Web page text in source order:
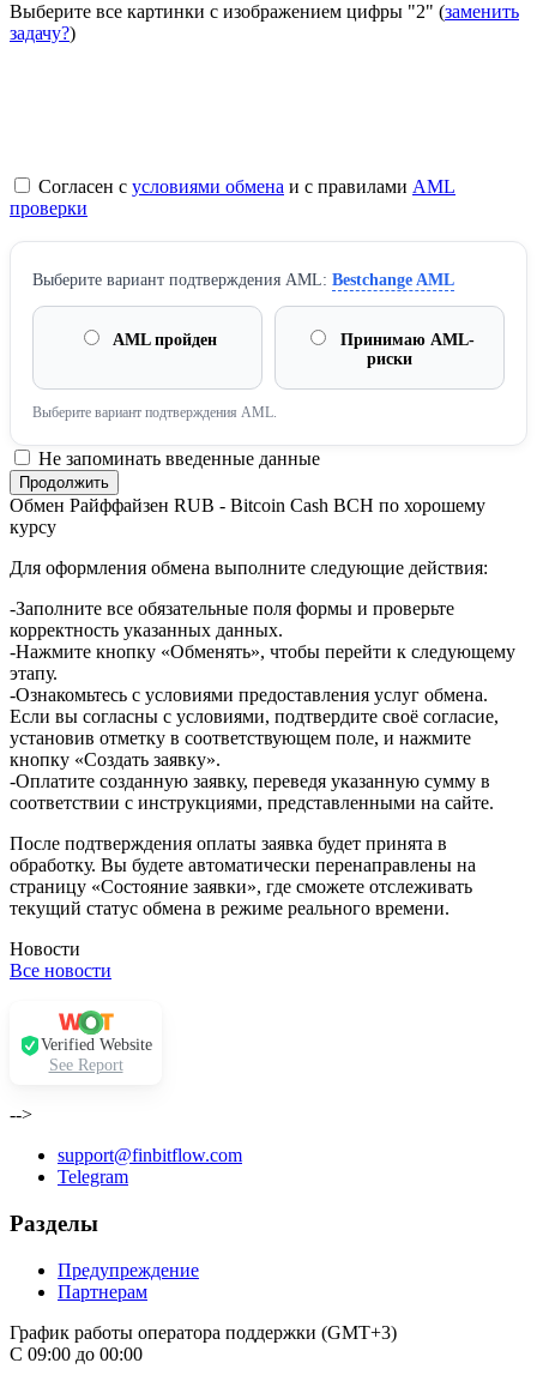
Выберите все картинки с изображением цифры "2" (заменить
задачу?)
Согласен с условиями обмена и с правилами AML
проверки
Выберите вариант подтверждения AML: Bestchange AML
AML пройден
Принимаю AML-
риски
Выберите вариант подтверждения AML.
Не запоминать введенные данные
Обмен Райффайзен RUB - Bitcoin Cash BCH по хорошему
курсу
Для оформления обмена выполните следующие действия:
-Заполните все обязательные поля формы и проверьте
корректность указанных данных.
-Нажмите кнопку «Обменять», чтобы перейти к следующему
этапу.
-Ознакомьтесь с условиями предоставления услуг обмена.
Если вы согласны с условиями, подтвердите своё согласие,
установив отметку в соответствующем поле, и нажмите
кнопку «Создать заявку».
-Оплатите созданную заявку, переведя указанную сумму в
соответствии с инструкциями, представленными на сайте.
После подтверждения оплаты заявка будет принята в
обработку. Вы будете автоматически перенаправлены на
страницу «Состояние заявки», где сможете отслеживать
текущий статус обмена в режиме реального времени.
Новости
Все новости
Verified Website
See Report
-->
support@finbitflow.com
Telegram
Разделы
Предупреждение
Партнерам
График работы оператора поддержки (GMT+3)
С 09:00 до 00:00